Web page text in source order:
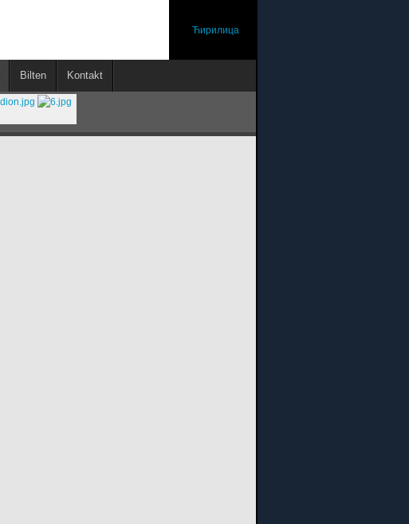
Ћирилица
Bilten Kontakt